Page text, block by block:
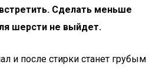
Сделать меньше
шерсти не выйдет.
и после стирки станет грубым